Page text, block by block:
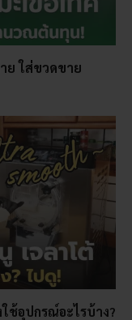
ย ใส่ขวดขาย
ช้อุปกรณ์อะไรบ้าง?